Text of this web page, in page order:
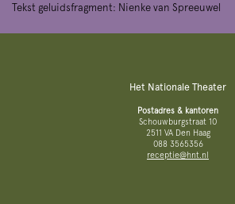
Tekst geluidsfragment: Nienke van Spreeuwel
Het Nationale Theater
Postadres & kantoren
Schouwburgstraat 10
2511 VA Den Haag
088 3565356
receptie@hnt.nl